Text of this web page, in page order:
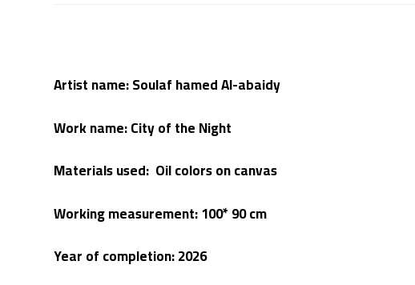
Artist name:Soulaf hamed Al-abaidy
Work name: City of the Night
Materials used: Oil colors on canvas
Year of completion:2026